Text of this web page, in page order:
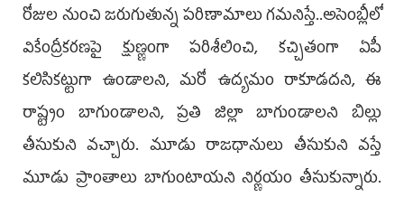
రోజుల నుంచి జరుగుతున్న పరిణామాలు గమనిస్తే..అసెంబ్లీలో
వికేంద్రీకరణపై క్షుణ్ణంగా పరిశీలించి, కచ్చితంగా ఏపీ
కలిసికట్టుగా ఉండాలని, మరో ఉద్యమం రాకూడదని, ఈ
రాష్ట్రం బాగుండాలని, ప్రతి జిల్లా బాగుండాలని బిల్లు
తీసుకుని వచ్చారు. మూడు రాజధానులు తీసుకుని వస్తే
మూడు ప్రాంతాలు బాగుంటాయని నిర్ణయం తీసుకున్నారు.